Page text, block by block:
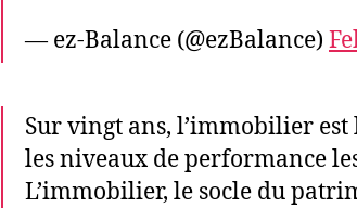
— ez-Balance (@ezBalance)
Sur vingt ans, l’immobilier
les niveaux de performance
L’immobilier, le socle du